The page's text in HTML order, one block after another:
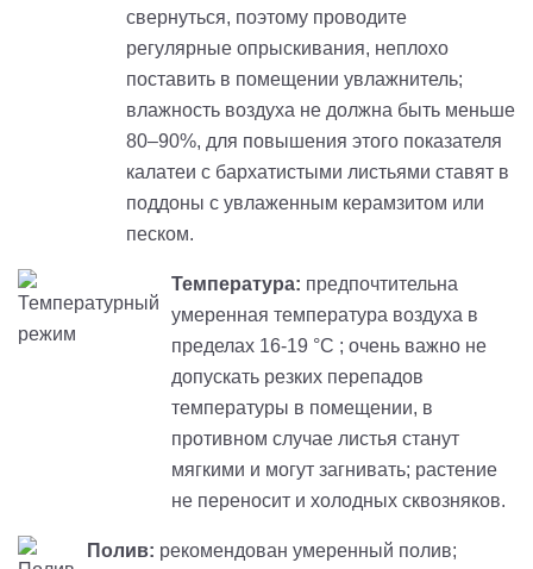
свернуться, поэтому проводите
регулярные опрыскивания, неплохо
поставить в помещении увлажнитель;
влажность воздуха не должна быть меньше
80–90%, для повышения этого показателя
калатеи с бархатистыми листьями ставят в
поддоны с увлаженным керамзитом или
песком.
Температура: предпочтительна
умеренная температура воздуха в
пределах 16-19 °C ; очень важно не
допускать резких перепадов
температуры в помещении, в
противном случае листья станут
мягкими и могут загнивать; растение
не переносит и холодных сквозняков.
Полив: рекомендован умеренный полив;